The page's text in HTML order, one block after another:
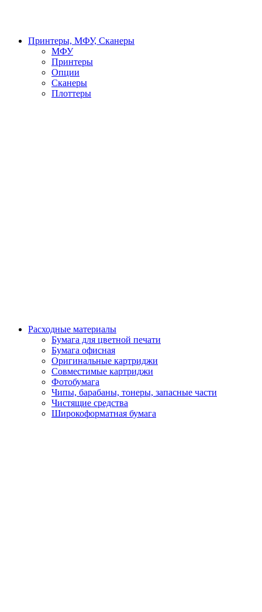
Принтеры, МФУ, Сканеры
МФУ
Принтеры
Опции
Сканеры
Плоттеры
Расходные материалы
Бумага для цветной печати
Бумага офисная
Оригинальные картриджи
Совместимые картриджи
Фотобумага
Чипы, барабаны, тонеры, запасные части
Чистящие средства
Широкоформатная бумага